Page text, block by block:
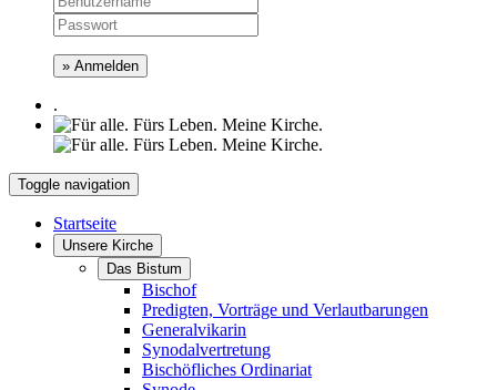
» Anmelden
.
Toggle navigation
Startseite
Unsere Kirche
Das Bistum
Bischof
Predigten, Vorträge und Verlautbarungen
Generalvikarin
Synodalvertretung
Bischöfliches Ordinariat